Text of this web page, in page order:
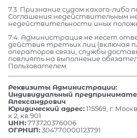
7.3. Признание судом какого-либо
Соглашения недействительным
недействительности иных
7.4. Администрация не несет
действия третьих лиц (включая
операторов связи, службы
повлиять на выполнение
Пользователем.
Реквизиты Администрации:
Индивидуальный
Александрович
Юридический адрес:115569, г.
к.2, кв.901
ИНН:773720376006
ОГРНИП:304770000123791